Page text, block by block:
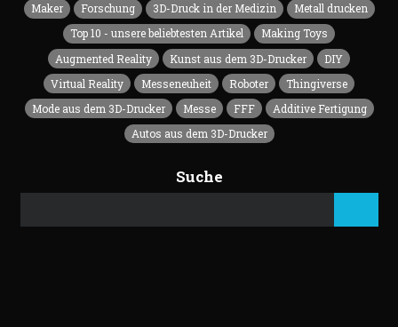
Maker Forschung 3D-Druck in der Medizin
Metall drucken
Top 10 - unsere beliebtesten Artikel
Making Toys
Augmented Reality
Kunst aus dem 3D-Drucker
DIY
Virtual Reality
Messeneuheit Roboter
Thingiverse
Mode aus dem 3D-Drucker
Messe FFF
Additive Fertigung
Autos aus dem 3D-Drucker
Suche